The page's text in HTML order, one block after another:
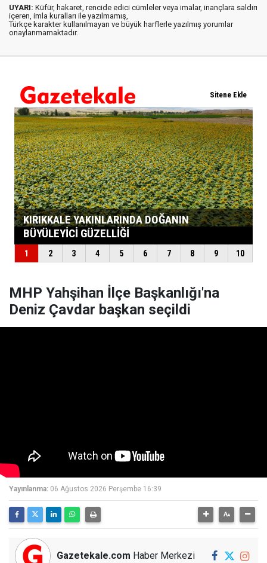
UYARI: Küfür, hakaret, rencide edici cümleler veya imalar, inançlara saldırı
içeren, imla kuralları ile yazılmamış,
Türkçe karakter kullanılmayan ve büyük harflerle yazılmış yorumlar
onaylanmamaktadır.
MHP Yahşihan İlçe Başkanlığı'na
Deniz Çavdar başkan seçildi
Yayınlanma: 06 Ağustos 2026 Perşembe 16:39
Gazetekale.com Haber Merkezi